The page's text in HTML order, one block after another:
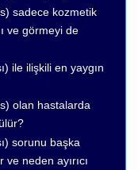
sadece kozmetik
ve görmeyi de
ile ilişkili en yaygın
olan hastalarda
sorunu başka
ve neden ayırıcı